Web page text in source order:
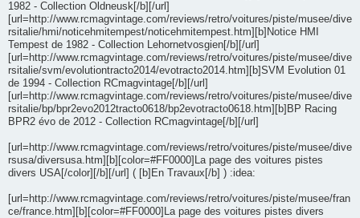
1982 - Collection Oldneusk[/b][/url]
[url=http://www.rcmagvintage.com/reviews/retro/voitures/piste/musee/dive
rsitalie/hmi/noticehmitempest/noticehmitempest.htm][b]Notice HMI
Tempest de 1982 - Collection Lehornetvosgien[/b][/url]
[url=http://www.rcmagvintage.com/reviews/retro/voitures/piste/musee/dive
rsitalie/svm/evolutiontracto2014/evotracto2014.htm][b]SVM Evolution 01
de 1994 - Collection RCmagvintage[/b][/url]
[url=http://www.rcmagvintage.com/reviews/retro/voitures/piste/musee/dive
rsitalie/bp/bpr2evo2012tracto0618/bp2evotracto0618.htm][b]BP Racing
BPR2 évo de 2012 - Collection RCmagvintage[/b][/url]
[url=http://www.rcmagvintage.com/reviews/retro/voitures/piste/musee/dive
rsusa/diversusa.htm][b][color=#FF0000]La page des voitures pistes
divers USA[/color][/b][/url] ( [b]En Travaux[/b] ) :idea:
[url=http://www.rcmagvintage.com/reviews/retro/voitures/piste/musee/fran
ce/france.htm][b][color=#FF0000]La page des voitures pistes divers